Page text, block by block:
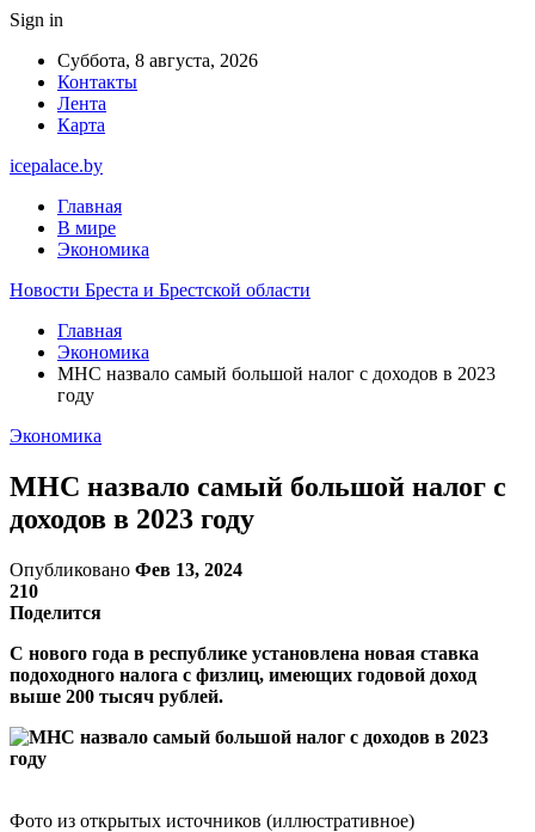
Sign in
Суббота, 8 августа, 2026
Контакты
Лента
Карта
icepalace.by
Главная
В мире
Экономика
Новости Бреста и Брестской области
Главная
Экономика
МНС назвало самый большой налог с доходов в 2023
году
Экономика
МНС назвало самый большой налог с
доходов в 2023 году
Опубликовано Фев 13, 2024
210
Поделится
С нового года в республике установлена новая ставка
подоходного налога с физлиц, имеющих годовой доход
выше 200 тысяч рублей.
Фото из открытых источников (иллюстративное)